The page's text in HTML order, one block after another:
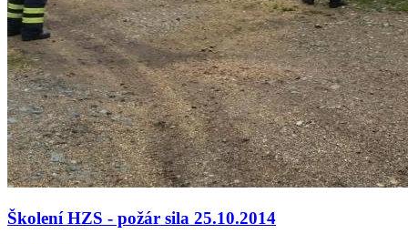
Školení HZS - požár sila 25.10.2014